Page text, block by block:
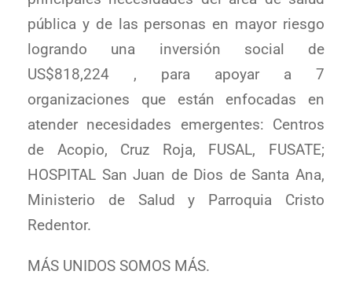
pública y de las personas en mayor riesgo
logrando una inversión social de
US$818,224 , para apoyar a 7
organizaciones que están enfocadas en
atender necesidades emergentes: Centros
de Acopio, Cruz Roja, FUSAL, FUSATE;
HOSPITAL San Juan de Dios de Santa Ana,
Ministerio de Salud y Parroquia Cristo
Redentor.
MÁS UNIDOS SOMOS MÁS.